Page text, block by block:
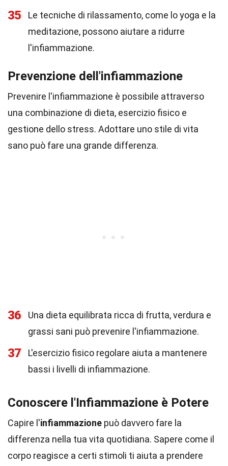
35
Le tecniche di rilassamento, come lo yoga e la
meditazione, possono aiutare a ridurre
l'infiammazione.
Prevenzione dell'infiammazione
Prevenire l'infiammazione è possibile attraverso
una combinazione di dieta, esercizio fisico e
gestione dello stress. Adottare uno stile di vita
sano può fare una grande differenza.
36
Una dieta equilibrata ricca di frutta, verdura e
grassi sani può prevenire l'infiammazione.
37
L'esercizio fisico regolare aiuta a mantenere
bassi i livelli di infiammazione.
Conoscere l'Infiammazione è Potere
Capire l'infiammazione può davvero fare la
differenza nella tua vita quotidiana. Sapere come il
corpo reagisce a certi stimoli ti aiuta a prendere